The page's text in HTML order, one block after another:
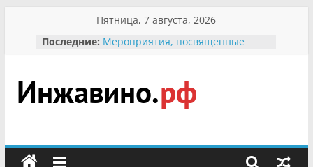
содержимому
Пятница, 7 августа, 2026
Последние: Мероприятия, посвященные
гражданин Инжавинского округа»
участнице Великой
Отечественной, фронтовичке
Безопасность в сети Интернет
Инжавино.рф
сельский
портал